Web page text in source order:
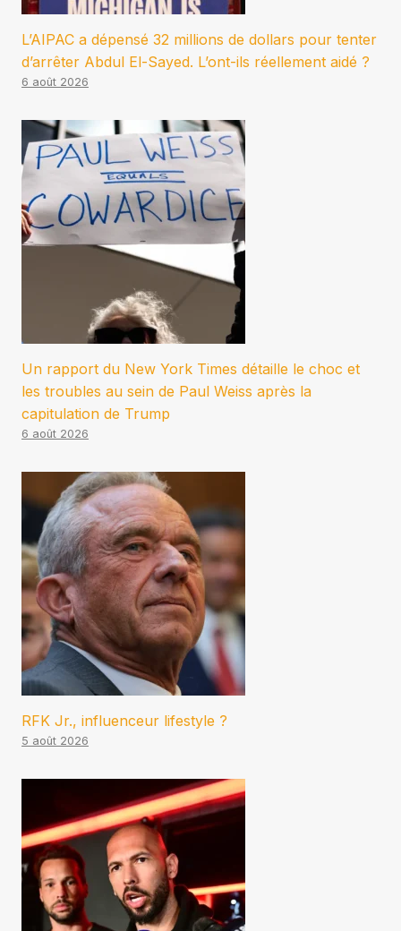
L’AIPAC a dépensé 32 millions de dollars pour tenter
d’arrêter Abdul El-Sayed. L’ont-ils réellement aidé ?
6 août 2026
Un rapport du New York Times détaille le choc et
les troubles au sein de Paul Weiss après la
capitulation de Trump
6 août 2026
RFK Jr., influenceur lifestyle ?
5 août 2026